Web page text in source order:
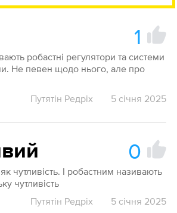
1
робастні регулятори та системи
Не певен щодо нього, але про
Путятін Редріх 5 січня 2025
0
чутливість. І робастним називають
чутливість
Путятін Редріх 5 січня 2025